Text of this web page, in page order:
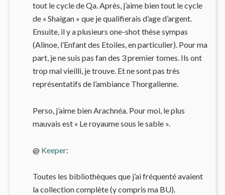
tout le cycle de Qa. Après, j’aime bien tout le cycle
de « Shaigan » que je qualifierais d’age d’argent.
Ensuite, il y a plusieurs one-shot thèse sympas
(Alinoe, l’Enfant des Etoiles, en particulier). Pour ma
part, je ne suis pas fan des 3 premier tomes. Ils ont
trop mal vieilli, je trouve. Et ne sont pas très
représentatifs de l’ambiance Thorgalienne.
Perso, j’aime bien Arachnéa. Pour moi, le plus
mauvais est « Le royaume sous le sable ».
@ Keeper:
Toutes les bibliothèques que j’ai fréquenté avaient
la collection complète (y compris ma BU).